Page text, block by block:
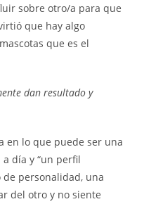
sobre otro/a para que
que hay algo
que es el
dan resultado y
en lo que puede ser una
día y “un perfil
personalidad, una
del otro y no siente